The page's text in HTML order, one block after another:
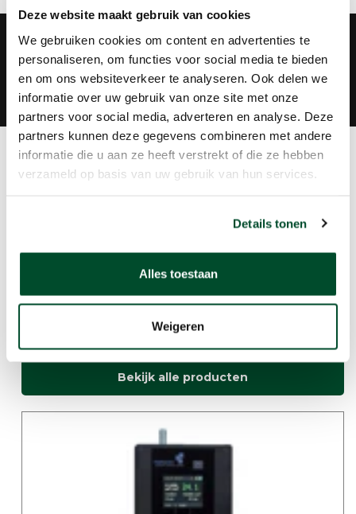
Deze website maakt gebruik van cookies
We gebruiken cookies om content en advertenties te
personaliseren, om functies voor social media te bieden
en om ons websiteverkeer te analyseren. Ook delen we
informatie over uw gebruik van onze site met onze
partners voor social media, adverteren en analyse. Deze
partners kunnen deze gegevens combineren met andere
informatie die u aan ze heeft verstrekt of die ze hebben
verzameld op basis van uw gebruik van hun services.
Details tonen
Alles toestaan
Weigeren
Groot assortiment
Plezier, veiligheid en gezondheid
Behulpzaam
Verhuur, verkoop en onderhoud
Ontwikkelingen
technische innovatie. Ze worden nauwkeuriger en
slimmer! Denk aan draadloze communicatie om
naar meer informatie.
Bekijk alle producten